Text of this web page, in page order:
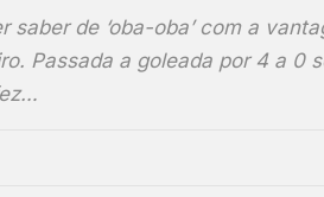
saber de ‘oba-oba’ com a
Passada a goleada por 4 a 0